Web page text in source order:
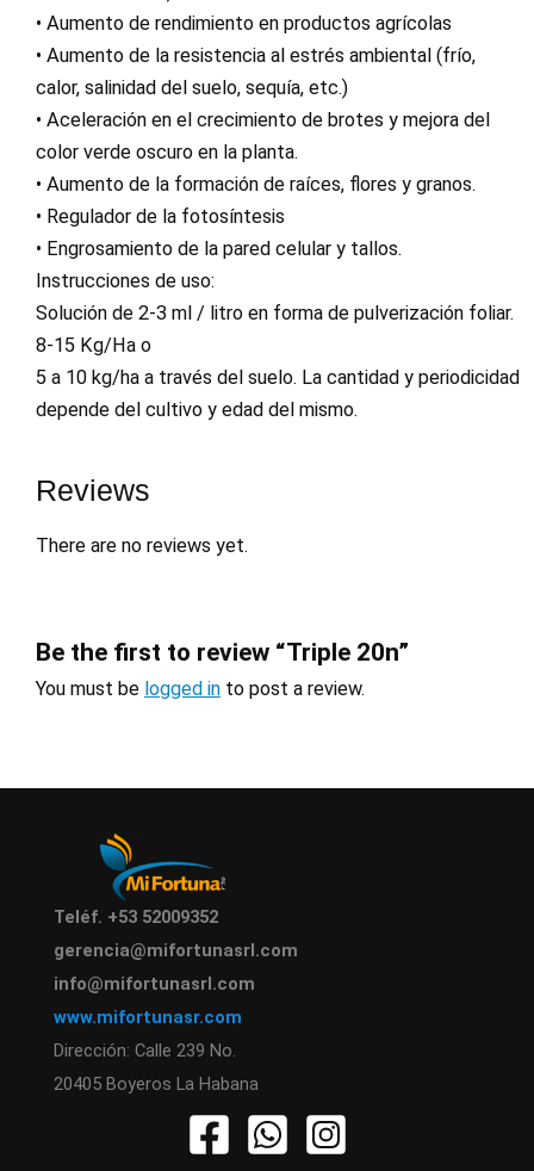
• Aumento de rendimiento en productos agrícolas
• Aumento de la resistencia al estrés ambiental (frío,
calor, salinidad del suelo, sequía, etc.)
• Aceleración en el crecimiento de brotes y mejora del
color verde oscuro en la planta.
• Aumento de la formación de raíces, flores y granos.
• Regulador de la fotosíntesis
• Engrosamiento de la pared celular y tallos.
Instrucciones de uso:
Solución de 2-3 ml / litro en forma de pulverización foliar.
8-15 Kg/Ha o
5 a 10 kg/ha a través del suelo. La cantidad y periodicidad
depende del cultivo y edad del mismo.
Reviews
There are no reviews yet.
Be the first to review “Triple 20n”
You must be logged in to post a review.
Teléf. +53 52009352
gerencia@mifortunasrl.com
info@mifortunasrl.com
www.mifortunasr.com
Dirección: Calle 239 No.
20405 Boyeros La Habana